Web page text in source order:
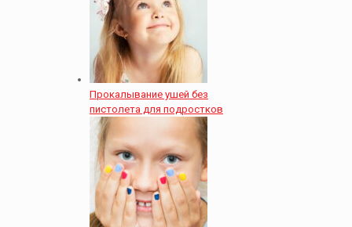
Прокалывание ушей без
пистолета для подростков